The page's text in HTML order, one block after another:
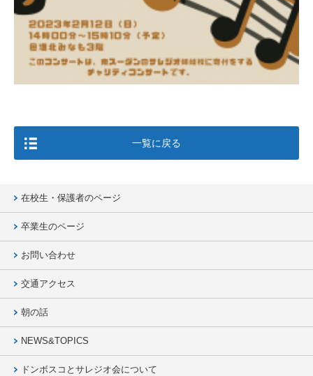
一覧に戻る
在校生・保護者のページ
卒業生のページ
お問い合わせ
交通アクセス
朝の話
NEWS&TOPICS
ドンボスコとサレジオ会について